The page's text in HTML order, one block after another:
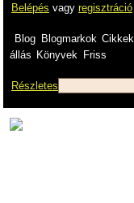
Belépés vagy regisztráció
Blog Blogmarkok Cikkek
állás Könyvek Friss
Részletes